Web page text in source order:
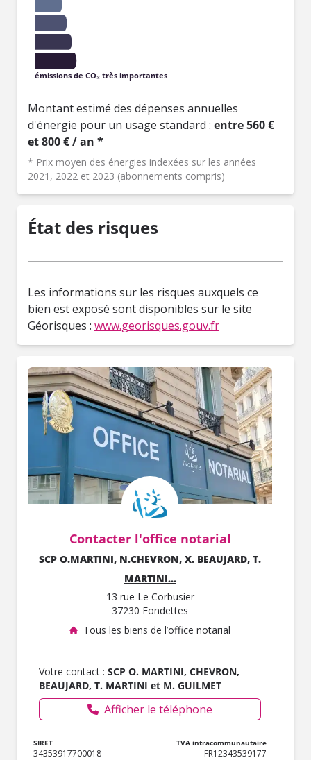
émissions de CO₂ très importantes
Montant estimé des dépenses annuelles
d'énergie pour un usage standard : entre 560 €
et 800 € / an *
* Prix moyen des énergies indexées sur les années
2021, 2022 et 2023 (abonnements compris)
État des risques
Les informations sur les risques auxquels ce
bien est exposé sont disponibles sur le site
Géorisques : www.georisques.gouv.fr
Contacter l'office notarial
SCP O.MARTINI, N.CHEVRON, X. BEAUJARD, T.
MARTINI...
13 rue Le Corbusier
37230 Fondettes
Tous les biens de l’office notarial
Votre contact : SCP O. MARTINI, CHEVRON,
BEAUJARD, T. MARTINI et M. GUILMET
Afficher le téléphone
SIRET
34353917700018
TVA intracommunautaire
FR12343539177